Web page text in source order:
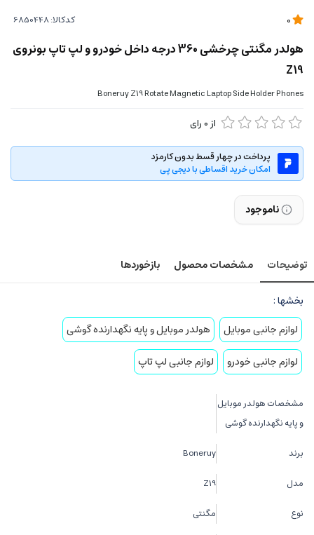
کدکالا:
هولدر مگنتی چرخشی 360 درجه داخل خودرو و لپ تاپ بونروی
Z19
Boneruy Z19 Rotate Magnetic Laptop Side Holder Phones
از 0 رای
پرداخت در چهار قسط بدون کارمزد
امکان خرید اقساطی با دیجی پی
ناموجود
توضیحات مشخصات محصول بازخوردها
بخشها :
لوازم جانبی موبایل
هولدر موبایل و پایه نگهدارنده گوشی
لوازم جانبی خودرو
لوازم جانبی لپ تاپ
مشخصات هولدر موبایل
و پایه نگهدارنده گوشی
برند Boneruy
مدل Z19
نوع مگنتی